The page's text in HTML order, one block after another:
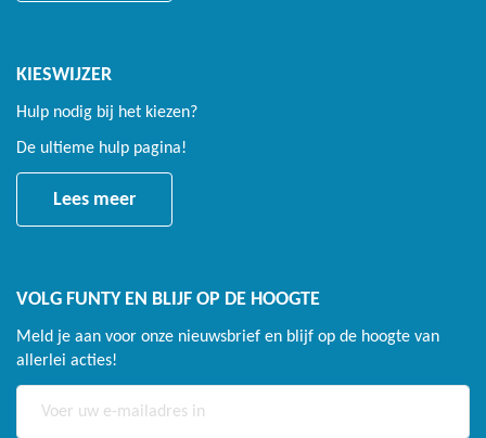
KIESWIJZER
Hulp nodig bij het kiezen?
De ultieme hulp pagina!
Lees meer
VOLG FUNTY EN BLIJF OP DE HOOGTE
Meld je aan voor onze nieuwsbrief en blijf op de hoogte van
allerlei acties!